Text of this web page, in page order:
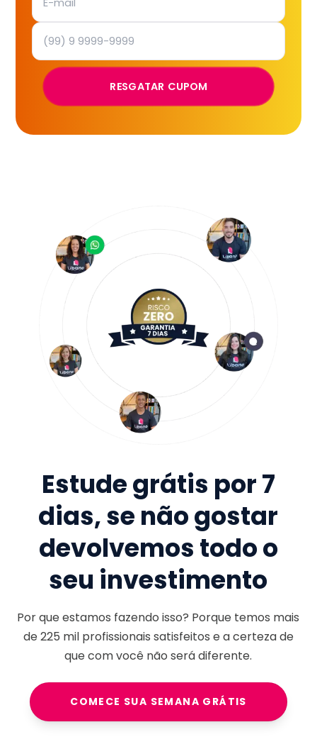
RESGATAR CUPOM
Estude grátis por 7
dias, se não gostar
devolvemos todo o
seu investimento
Por que estamos fazendo isso? Porque temos mais
de225 milprofissionais satisfeitos e a certeza de
que com você não será diferente.
COMECE SUA SEMANA GRÁTIS